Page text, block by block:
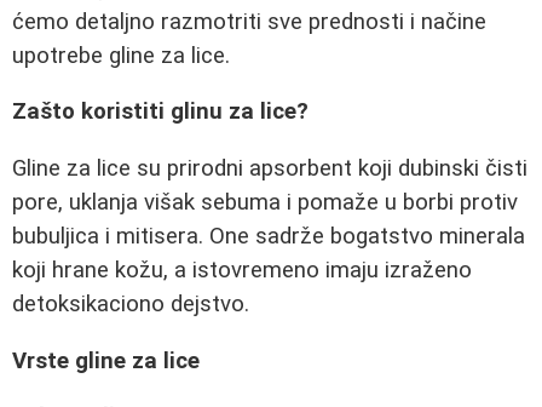
ćemo detaljno razmotriti sve prednosti i načine
upotrebe gline za lice.
Zašto koristiti glinu za lice?
Gline za lice su prirodni apsorbent koji dubinski čisti
pore, uklanja višak sebuma i pomaže u borbi protiv
bubuljica i mitisera. One sadrže bogatstvo minerala
koji hrane kožu, a istovremeno imaju izraženo
detoksikaciono dejstvo.
Vrste gline za lice